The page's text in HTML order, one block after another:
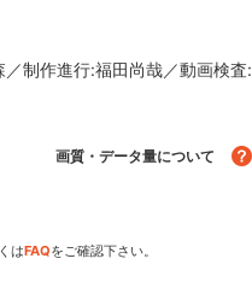
れる！
制作進行:福田尚哉／動画検査:
画質・データ量について
はFAQをご確認下さい。